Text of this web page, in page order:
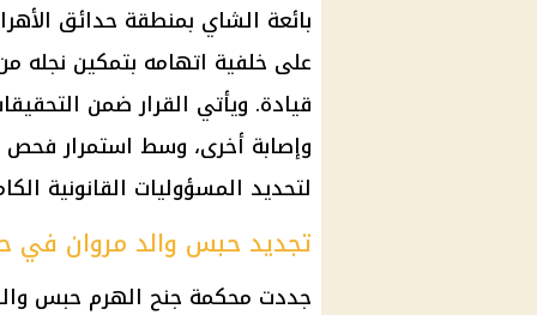
على خلفية اتهامه بتمكين
قيادة. ويأتي القرار ضمن
وإصابة أخرى، وسط استمرار فحص
لتحديد المسؤوليات القانونية
تجديد حبس والد مروان في